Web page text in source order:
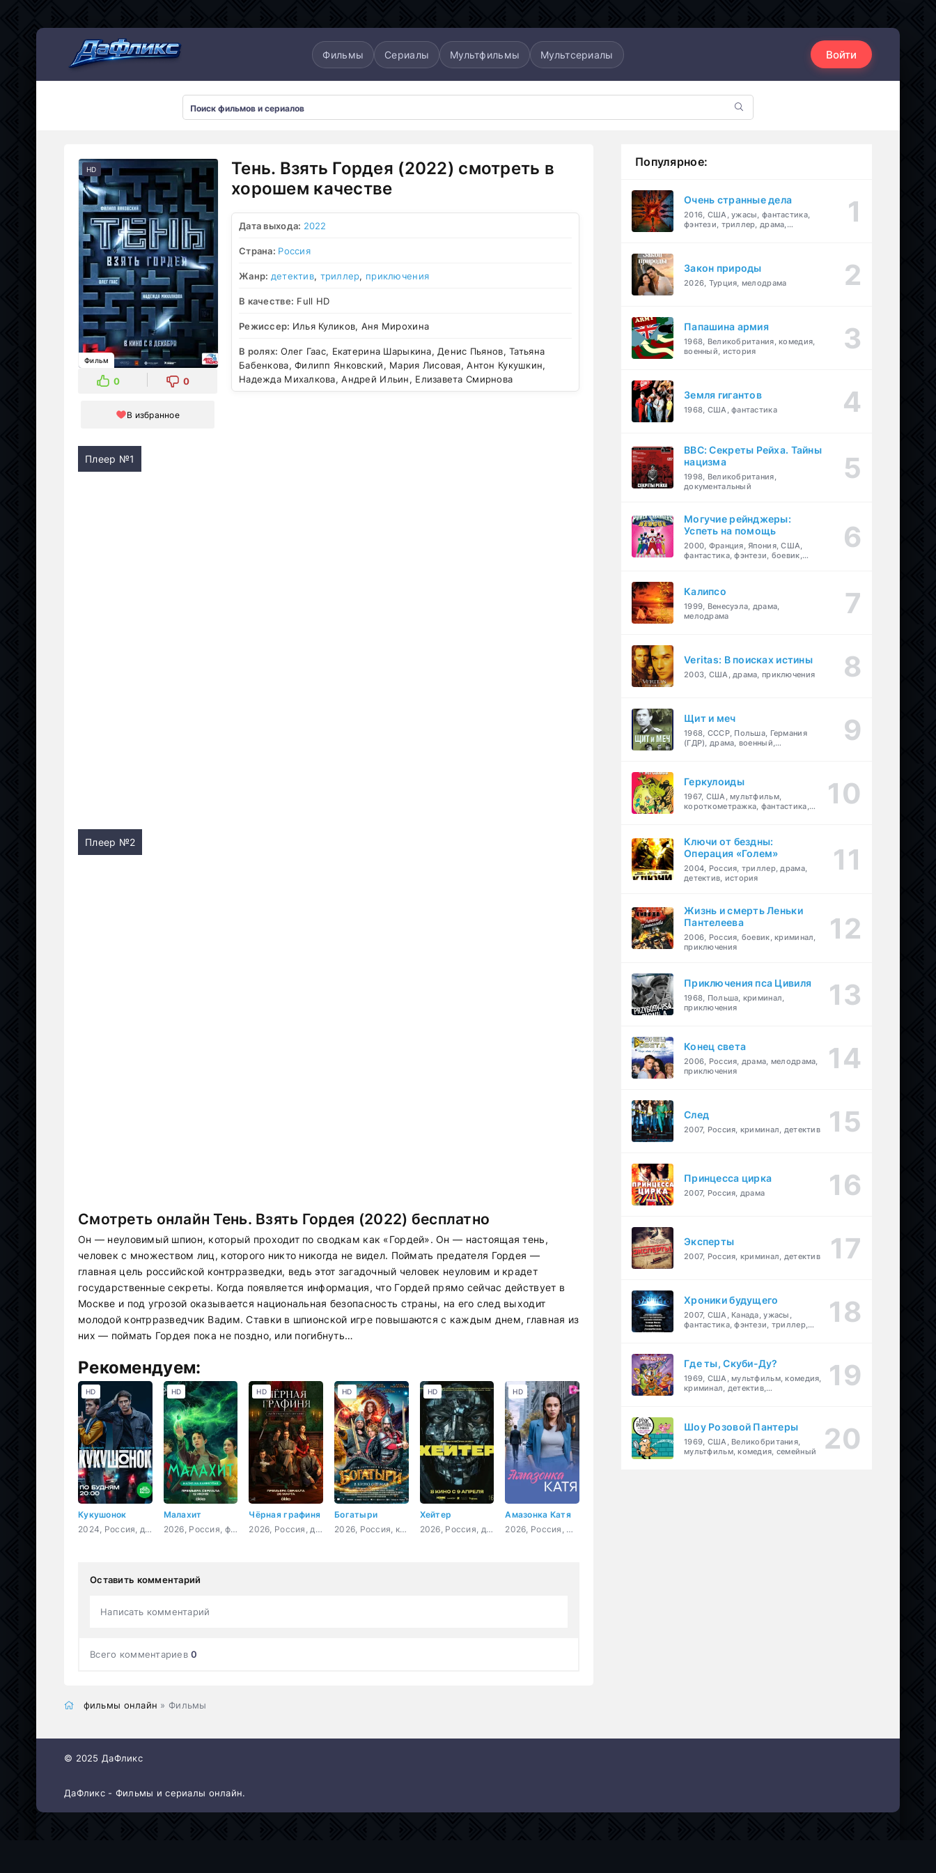
Фильмы Сериалы Мультфильмы Мультсериалы Войти
HD
Фильм
0 0
В избранное
Тень. Взять Гордея (2022) смотреть в
хорошем качестве
Дата выхода: 2022
Страна: Россия
Жанр: детектив, триллер, приключения
В качестве: Full HD
Режиссер: Илья Куликов, Аня Мирохина
В ролях: Олег Гаас, Екатерина Шарыкина, Денис Пьянов, Татьяна
Бабенкова, Филипп Янковский, Мария Лисовая, Антон Кукушкин,
Надежда Михалкова, Андрей Ильин, Елизавета Смирнова
Плеер №1
Плеер №2
Смотреть онлайн Тень. Взять Гордея (2022) бесплатно
Он — неуловимый шпион, который проходит по сводкам как «Гордей». Он — настоящая тень,
человек с множеством лиц, которого никто никогда не видел. Поймать предателя Гордея —
главная цель российской контрразведки, ведь этот загадочный человек неуловим и крадет
государственные секреты. Когда появляется информация, что Гордей прямо сейчас действует в
Москве и под угрозой оказывается национальная безопасность страны, на его след выходит
молодой контрразведчик Вадим. Ставки в шпионской игре повышаются с каждым днем, главная из
них — поймать Гордея пока не поздно, или погибнуть…
Рекомендуем:
Кукушонок
2024, Россия, детектив, комедия
HD
Малахит
2026, Россия, фэнтези, приключения, семейный
HD
Чёрная графиня
2026, Россия, детектив, триллер
HD
Богатыри
2026, Россия, комедия, семейный, фэнтези
HD
Хейтер
2026, Россия, драма, мелодрама
HD
Амазонка Катя
2026, Россия, мелодрама
HD
Оставить комментарий
Написать комментарий
Всего комментариев0
фильмы онлайн » Фильмы
Популярное:
Очень странные дела
2016, США, ужасы, фантастика,
фэнтези, триллер, драма,
Закон природы
2026, Турция, мелодрама
Папашина армия
1968, Великобритания, комедия,
военный, история
Земля гигантов
1968, США, фантастика
BBC: Секреты Рейха. Тайны
нацизма
1998, Великобритания,
документальный
Могучие рейнджеры:
Успеть на помощь
2000, Франция, Япония, США,
фантастика, фэнтези, боевик,
Калипсо
1999, Венесуэла, драма,
мелодрама
Veritas: В поисках истины
2003, США, драма, приключения
Щит и меч
1968, СССР, Польша, Германия
(ГДР), драма, военный,
Геркулоиды
1967, США, мультфильм,
короткометражка, фантастика,
Ключи от бездны:
Операция «Голем»
2004, Россия, триллер, драма,
детектив, история
Жизнь и смерть Леньки
Пантелеева
2006, Россия, боевик, криминал,
приключения
Приключения пса Цивиля
1968, Польша, криминал,
приключения
Конец света
2006, Россия, драма, мелодрама,
приключения
След
2007, Россия, криминал, детектив
Принцесса цирка
2007, Россия, драма
Эксперты
2007, Россия, криминал, детектив
Хроники будущего
2007, США, Канада, ужасы,
фантастика, фэнтези, триллер,
Где ты, Скуби-Ду?
1969, США, мультфильм, комедия,
криминал, детектив,
Шоу Розовой Пантеры
1969, США, Великобритания,
мультфильм, комедия, семейный
© 2025 ДаФликс
ДаФликс - Фильмы и сериалы онлайн.
Мультсериалы